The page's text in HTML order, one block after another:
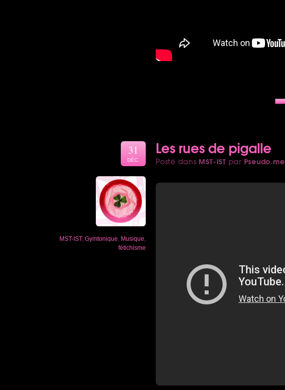
Les rues de pigalle
Posté dans MST-IST par Pseudo.me
31
DÉC.
MST-IST, Gymtonique Musique
fétichisme